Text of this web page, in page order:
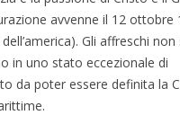
avvenne il 12 ottobre
Gli affreschi
in uno stato eccezionale di
da poter essere definita la